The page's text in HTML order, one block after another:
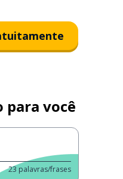
para você
23 palavras/frases